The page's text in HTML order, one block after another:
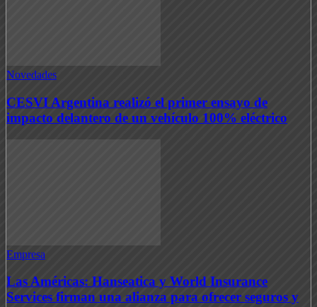
Novedades
CESVI Argentina realizó el primer ensayo de
impacto delantero de un vehículo 100% eléctrico
Empresa
Las Américas: Hanseatica y World Insurance
Services firman una alianza para ofrecer seguros y